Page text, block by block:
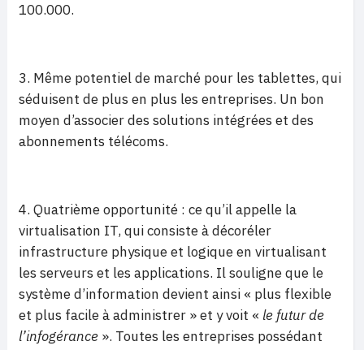
100.000.
3. Même potentiel de marché pour les tablettes, qui
séduisent de plus en plus les entreprises. Un bon
moyen d’associer des solutions intégrées et des
abonnements télécoms.
4. Quatrième opportunité : ce qu’il appelle la
virtualisation IT, qui consiste à décoréler
infrastructure physique et logique en virtualisant
les serveurs et les applications. Il souligne que le
système d’information devient ainsi « plus flexible
et plus facile à administrer » et y voit « le futur de
l’infogérance ». Toutes les entreprises possédant